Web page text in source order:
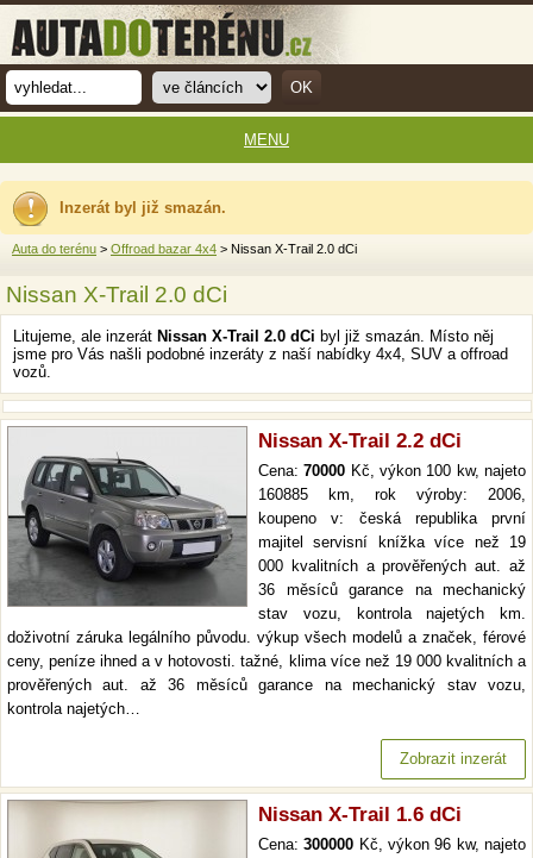
Inzerát byl již smazán.
Auta do terénu > Offroad bazar 4x4 > Nissan X-Trail 2.0 dCi
Nissan X-Trail 2.0 dCi
Litujeme, ale inzerát Nissan X-Trail 2.0 dCi byl již smazán. Místo něj
jsme pro Vás našli podobné inzeráty z naší nabídky 4x4, SUV a offroad
vozů.
Nissan X-Trail 2.2 dCi
Cena:70000 Kč, výkon 100 kw, najeto
160885 km, rok výroby: 2006,
koupeno v: česká republika první
majitel servisní knížka více než 19
000 kvalitních a prověřených aut. až
36 měsíců garance na mechanický
stav vozu, kontrola najetých km.
doživotní záruka legálního původu. výkup všech modelů a značek, férové
ceny, peníze ihned a v hotovosti. tažné, klima více než 19 000 kvalitních a
prověřených aut. až 36 měsíců garance na mechanický stav vozu,
kontrola najetých…
Zobrazit inzerát
Nissan X-Trail 1.6 dCi
Cena:300000 Kč, výkon 96 kw, najeto
MENU